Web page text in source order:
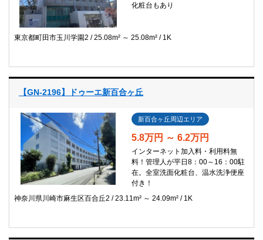
化粧台もあり
東京都町田市玉川学園2 25.08m² ～ 25.08m² 1K
【GN-2196】ドゥーエ新百合ヶ丘
新百合ヶ丘周辺エリア
5.8万円 ～ 6.2万円
インターネット加入料・利用料無
料！管理人が平日8：00～16：00駐
在。全室洗面化粧台、温水洗浄便座
付き！
神奈川県川崎市麻生区百合丘2
23.11m² ～ 24.09m² 1K